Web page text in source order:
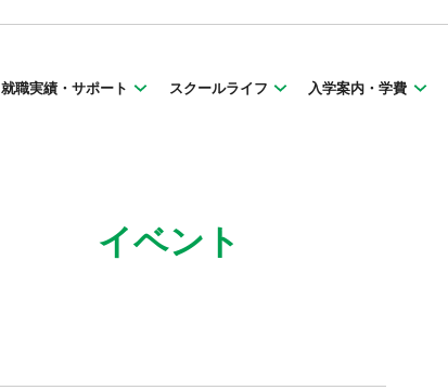
就職実績・サポート スクールライフ 入学案内・学費
イベント